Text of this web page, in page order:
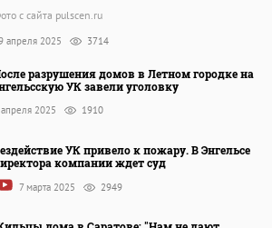
с сайта pulscen.ru
апреля 2025 3714
разрушения домов в Летном городке на
УК завели уголовку
2025 1910
УК привело к пожару. В Энгельсе
компании ждет суд
7 марта 2025 2949